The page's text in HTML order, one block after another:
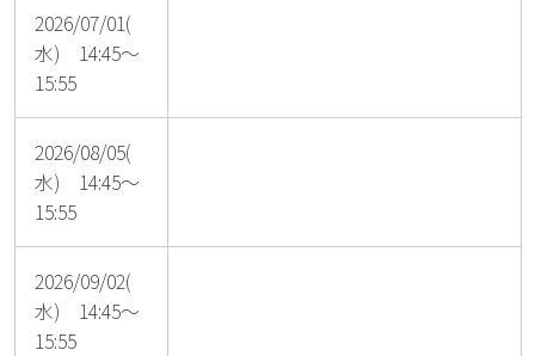
2026/07/01(
水) 14:45～
15:55
2026/08/05(
水) 14:45～
15:55
2026/09/02(
水) 14:45～
15:55